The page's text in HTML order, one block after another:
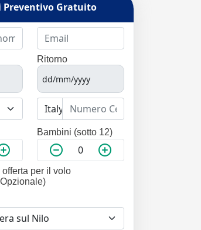
Preventivo Gratuito
Ritorno
Bambini (sotto 12)
per il volo